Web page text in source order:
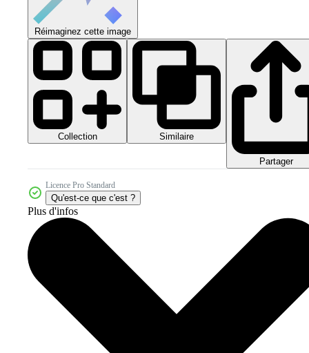
Réimaginez cette image
Collection Similaire
Partager
Licence Pro Standard
Qu'est-ce que c'est ?
Plus d'infos